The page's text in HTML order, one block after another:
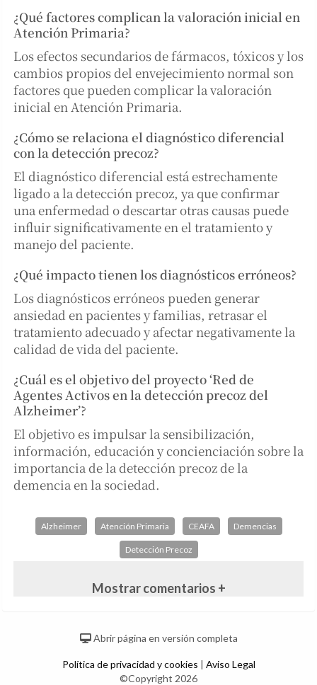
¿Qué factores complican la valoración inicial en
Atención Primaria?
Los efectos secundarios de fármacos, tóxicos y los
cambios propios del envejecimiento normal son
factores que pueden complicar la valoración
inicial en Atención Primaria.
¿Cómo se relaciona el diagnóstico diferencial
con la detección precoz?
El diagnóstico diferencial está estrechamente
ligado a la detección precoz, ya que confirmar
una enfermedad o descartar otras causas puede
influir significativamente en el tratamiento y
manejo del paciente.
¿Qué impacto tienen los diagnósticos erróneos?
Los diagnósticos erróneos pueden generar
ansiedad en pacientes y familias, retrasar el
tratamiento adecuado y afectar negativamente la
calidad de vida del paciente.
¿Cuál es el objetivo del proyecto ‘Red de
Agentes Activos en la detección precoz del
Alzheimer’?
El objetivo es impulsar la sensibilización,
información, educación y concienciación sobre la
importancia de la detección precoz de la
demencia en la sociedad.
Alzheimer Atención Primaria CEAFA Demencias
Detección Precoz
Mostrar comentarios +
Abrir página en versión completa
Política de privacidad y cookies
Aviso Legal
©Copyright 2026